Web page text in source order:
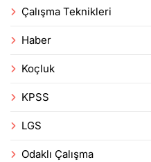
Çalışma Teknikleri
Haber
Koçluk
KPSS
LGS
Odaklı Çalışma